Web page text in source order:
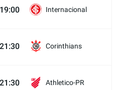
19:00 Internacional
21:30 Corinthians
21:30 Athletico-PR